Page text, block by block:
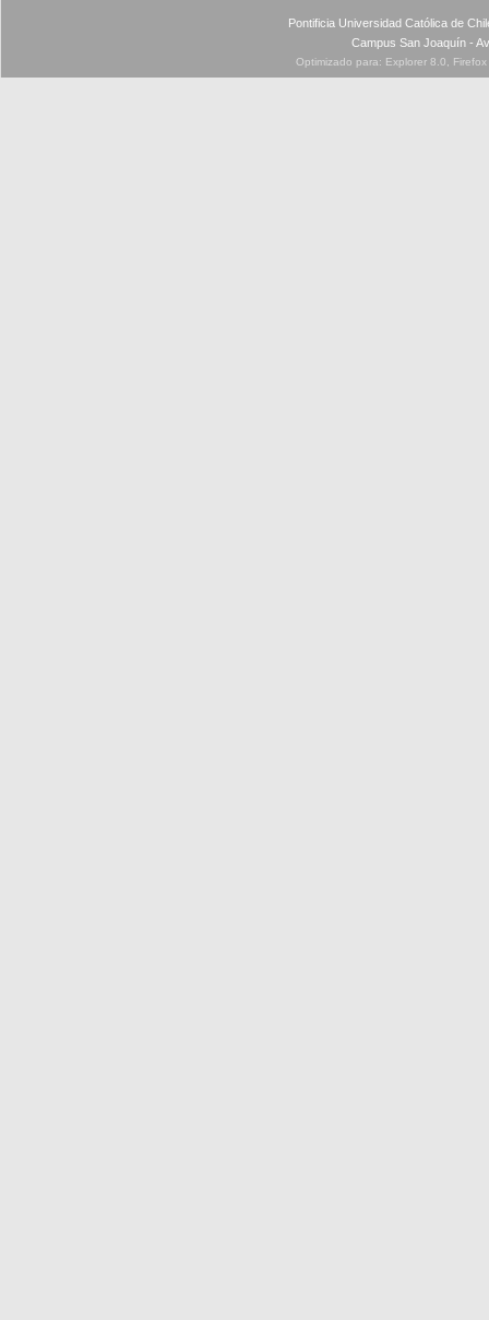
Pontificia Universidad Católica de
Campus San Joaquín -
Optimizado para: Explorer 8.0,